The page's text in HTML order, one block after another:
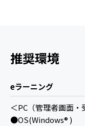
推奨環境
eラーニング
＜PC（管理者画面・
●OS(Windows® )